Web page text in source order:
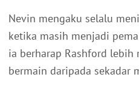
Nevin mengaku selalu
ketika masih menjadi
ia berharap Rashford lebih
bermain daripada sekadar